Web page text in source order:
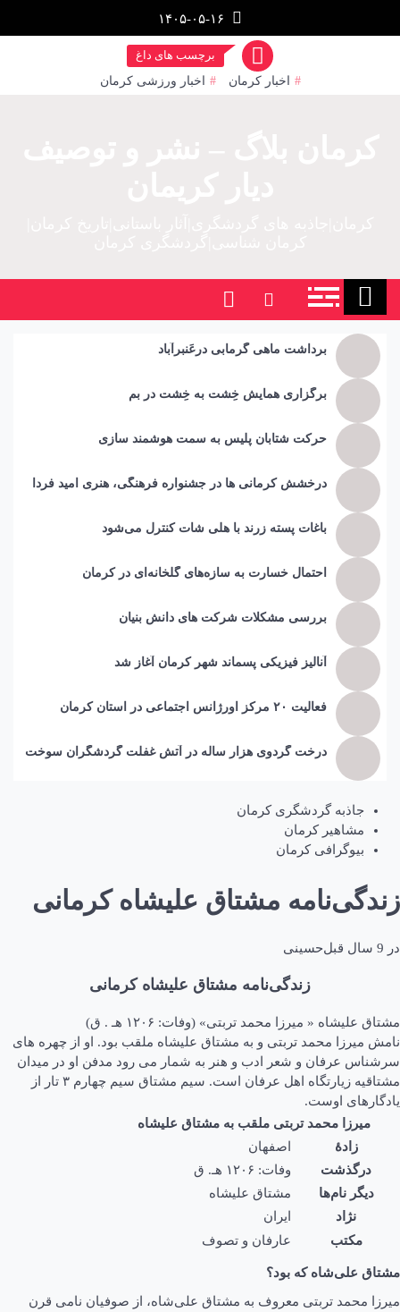
برچسب های داغ
اخبار کرمان اخبار ورزشی کرمان
برداشت ماهی گرمابی درعَنبرآباد
برگزاری همایش خِشت به خِشت در بم
حرکت شتابان پلیس به سمت هوشمند سازی
درخشش کرمانی ها در جشنواره فرهنگی، هنری امید فردا
باغات پسته زرند با هلی شات کنترل می‌شود
احتمال خسارت به ساز‌ه‌های گلخانه‌ای در کرمان
بررسی مشکلات شرکت های دانش بنیان
آنالیز فیزیکی پسماند شهر کرمان آغاز شد
فعالیت ۲۰ مرکز اورژانس اجتماعی در استان کرمان
درخت گردوی هزار ساله در آتش غفلت گردشگران سوخت
جاذبه گردشگری کرمان
مشاهیر کرمان
بیوگرافی کرمان
زندگی‌نامه مشتاق علیشاه کرمانی
در 9 سال قبل حسینی
زندگی‌نامه مشتاق علیشاه کرمانی
مشتاق علیشاه « میرزا محمد تربتی» (وفات: ۱۲۰۶ هـ . ق)
نامش میرزا محمد تربتی و به مشتاق علیشاه ملقب بود. او از چهره های
سرشناس عرفان و شعر ادب و هنر به شمار می رود مدفن او در میدان
مشتاقیه زیارتگاه اهل عرفان است. سیم مشتاق سیم چهارم ۳ تار از
یادگارهای اوست.
میرزا محمد تربتی ملقب به مشتاق علیشاه
زادهٔ
اصفهان
درگذشت
وفات: ۱۲۰۶ هـ. ق
دیگر نام‌ها
مشتاق علیشاه
نژاد
ایران
مکتب
عارفان و تصوف
مشتاق علی‌شاه که بود؟
میرزا محمد تربتی معروف به مشتاق علی‌شاه، از صوفیان نامی قرن